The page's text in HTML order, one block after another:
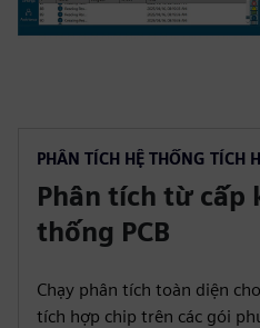
PHÂN TÍCH HỆ THỐNG TÍCH
Phân tích từ cấp
thống PCB
Chạy phân tích toàn diện
tích hợp chip trên các gói